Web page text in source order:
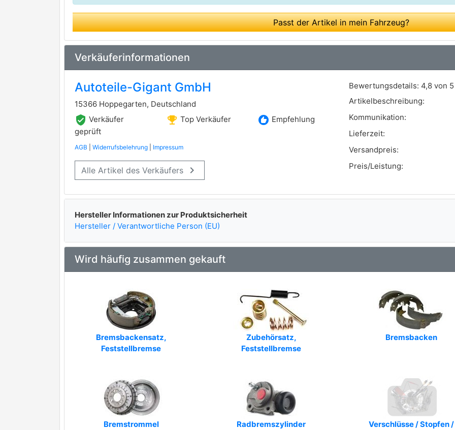
Passt der Artikel in mein Fahrzeug?
Verkäuferinformationen
Autoteile-Gigant GmbH
15366 Hoppegarten, Deutschland
verified_user Verkäufer
geprüft
emoji_events Top Verkäufer recommend Empfehlung
AGB Widerrufsbelehrung Impressum
Alle Artikel des Verkäufers keyboard_arrow_right
Bewertungsdetails: 4,8 von 5
Artikelbeschreibung:
Kommunikation:
Lieferzeit:
Versandpreis:
Preis/Leistung:
Hersteller Informationen zur Produktsicherheit
Hersteller / Verantwortliche Person (EU)
Wird häufig zusammen gekauft
Bremsbackensatz,
Feststellbremse
Zubehörsatz,
Feststellbremse
Bremsbacken
Bremstrommel Radbremszylinder
Verschlüsse / Stopfen /